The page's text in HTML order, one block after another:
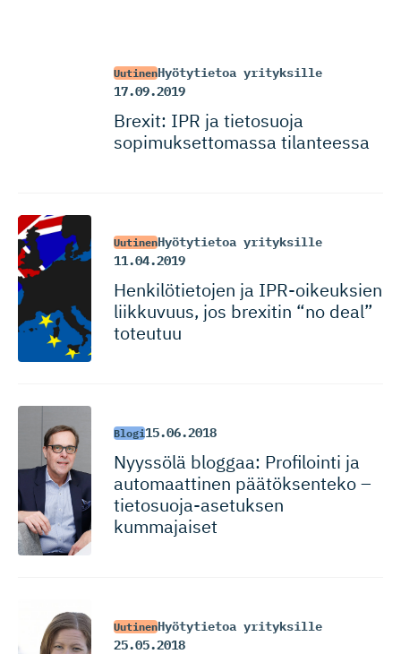
UutinenHyötytietoa yrityksille
17.09.2019
Brexit: IPR ja tietosuoja
sopimukset­tomassa tilanteessa
UutinenHyötytietoa yrityksille
11.04.2019
Henkilötietojen ja IPR-oikeuksien
liikkuvuus, jos brexitin “no deal”
toteutuu
Blogi15.06.2018
Nyyssölä bloggaa: Profilointi ja
automaattinen päätöksenteko –
tietosuoja-ase­tuksen
kummajaiset
UutinenHyötytietoa yrityksille
25.05.2018